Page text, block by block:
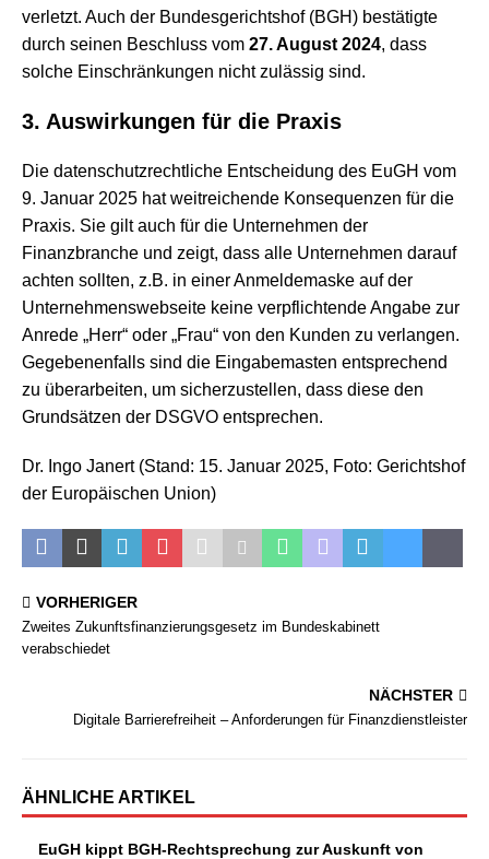
verletzt. Auch der Bundesgerichtshof (BGH) bestätigte
durch seinen Beschluss vom 27. August 2024, dass
solche Einschränkungen nicht zulässig sind.
3. Auswirkungen für die Praxis
Die datenschutzrechtliche Entscheidung des EuGH vom
9. Januar 2025 hat weitreichende Konsequenzen für die
Praxis. Sie gilt auch für die Unternehmen der
Finanzbranche und zeigt, dass alle Unternehmen darauf
achten sollten, z.B. in einer Anmeldemaske auf der
Unternehmenswebseite keine verpflichtende Angabe zur
Anrede „Herr“ oder „Frau“ von den Kunden zu verlangen.
Gegebenenfalls sind die Eingabemasten entsprechend
zu überarbeiten, um sicherzustellen, dass diese den
Grundsätzen der DSGVO entsprechen.
Dr. Ingo Janert (Stand: 15. Januar 2025, Foto: Gerichtshof
der Europäischen Union)
VORHERIGER
Zweites Zukunftsfinanzierungsgesetz im Bundeskabinett
verabschiedet
NÄCHSTER
Digitale Barrierefreiheit – Anforderungen für Finanzdienstleister
ÄHNLICHE ARTIKEL
EuGH kippt BGH-Rechtsprechung zur Auskunft von